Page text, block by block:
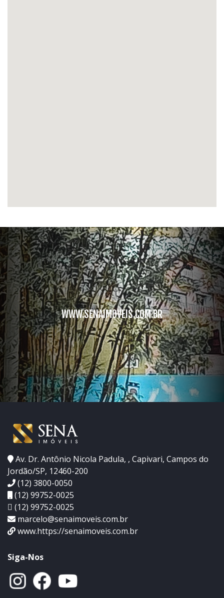
WWW.SENAIMOVEIS.COM.BR
Av. Dr. Antônio Nicola Padula, , Capivari, Campos do
Jordão/SP, 12460-200
(12) 3800-0050
(12) 99752-0025
(12) 99752-0025
marcelo@senaimoveis.com.br
www.https://senaimoveis.com.br
Siga-Nos